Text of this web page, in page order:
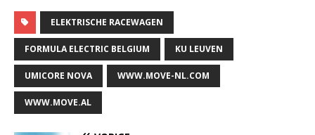
ELEKTRISCHE RACEWAGEN
FORMULA ELECTRIC BELGIUM KU LEUVEN
UMICORE NOVA WWW.MOVE-NL.COM
WWW.MOVE.AL